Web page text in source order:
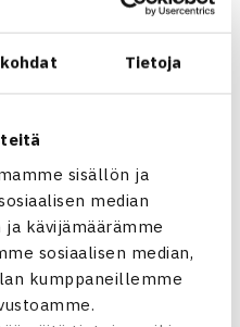
Tietoja
sisällön ja
median
kävijämäärämme
sosiaalisen median,
kumppaneillemme
pelaajia SALK
14-
ITF World Junior Tennis
on mukana vielä
jaRoni.Clarissa